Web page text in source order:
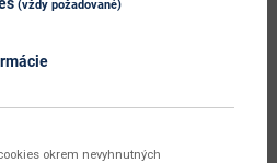
Fabron 2 New
v demonte
(vždy požadované)
okrem nevyhnutných